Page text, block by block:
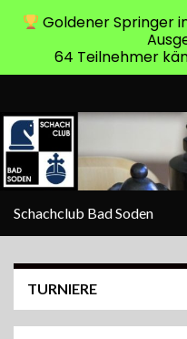
Schachclub Bad Soden
TURNIERE
Goldener Springer
64 Teilnehmer